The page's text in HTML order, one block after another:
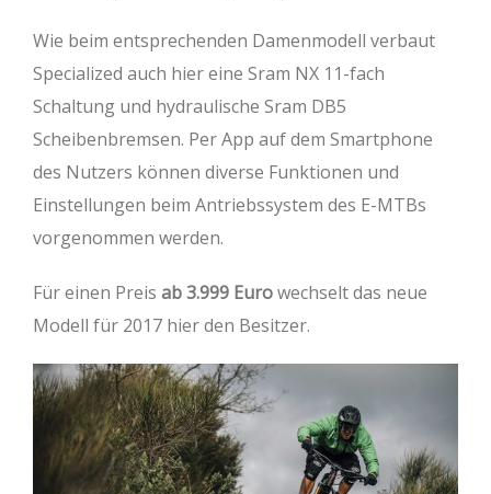
Wie beim entsprechenden Damenmodell verbaut
Specialized auch hier eine Sram NX 11-fach
Schaltung und hydraulische Sram DB5
Scheibenbremsen. Per App auf dem Smartphone
des Nutzers können diverse Funktionen und
Einstellungen beim Antriebssystem des E-MTBs
vorgenommen werden.
Für einen Preis ab 3.999 Eurowechselt das neue
Modell für 2017 hier den Besitzer.